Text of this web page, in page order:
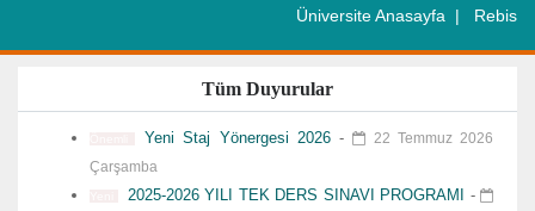
Üniversite Anasayfa Rebis
Tüm Duyurular
Yeni Staj Yönergesi 2026-
22 Temmuz 2026
Çarşamba
2025-2026 YILI TEK DERS SINAVI PROGRAMI -